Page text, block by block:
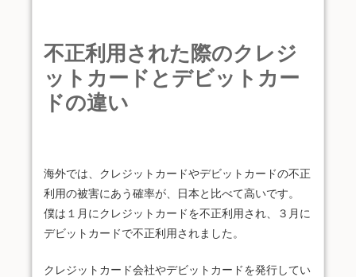
不正利用された際のクレジ
ットカードとデビットカー
ドの違い
海外では、クレジットカードやデビットカードの不正
利用の被害にあう確率が、日本と比べて高いです。
僕は１月にクレジットカードを不正利用され、３月に
デビットカードで不正利用されました。
クレジットカード会社やデビットカードを発行してい